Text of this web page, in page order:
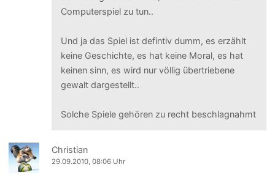
Computerspiel zu tun..
Und ja das Spiel ist defintiv dumm, es erzählt
keine Geschichte, es hat keine Moral, es hat
keinen sinn, es wird nur völlig übertriebene
gewalt dargestellt..
Solche Spiele gehören zu recht beschlagnahmt
Christian
29.09.2010, 08:06 Uhr